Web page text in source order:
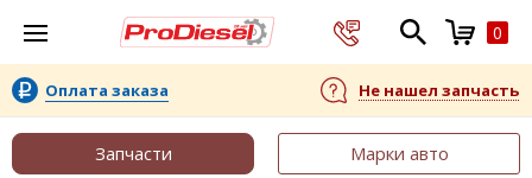
0
Оплата заказа Не нашел запчасть
Запчасти Марки авто